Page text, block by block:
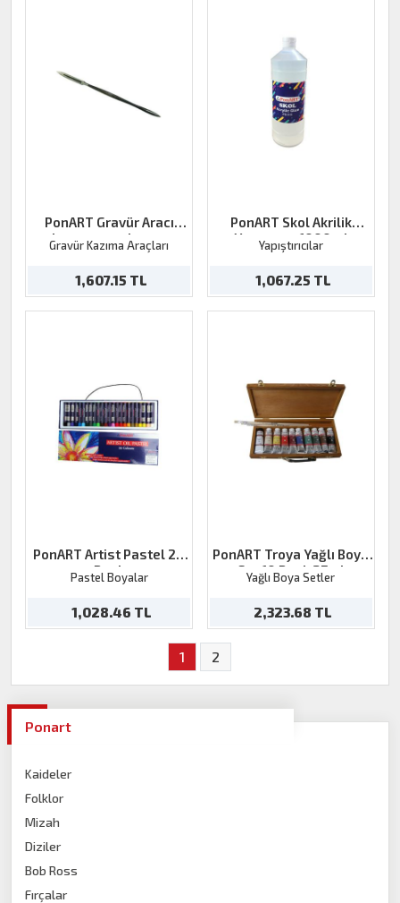
Ponart
Kaideler
Folklor
Mizah
Diziler
Bob Ross
Fırçalar
PonART Gravür Aracı
kazıma+parlatma
Gravür Kazıma Araçları
1,607.15 TL
PonART Skol Akrilik
Yapıştırıcı 1000ml
Yapıştırıcılar
1,067.25 TL
PonART Artist Pastel 24
Renk
Pastel Boyalar
1,028.46 TL
PonART Troya Yağlı Boya
Set 10 Renk 37ml
Yağlı Boya Setler
2,323.68 TL
1 2